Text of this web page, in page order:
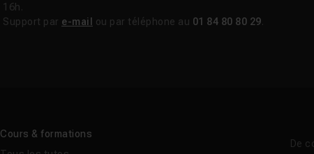
16h.
Support par e-mail ou par téléphone au 01 84 80 80 29
Cours & formations
De